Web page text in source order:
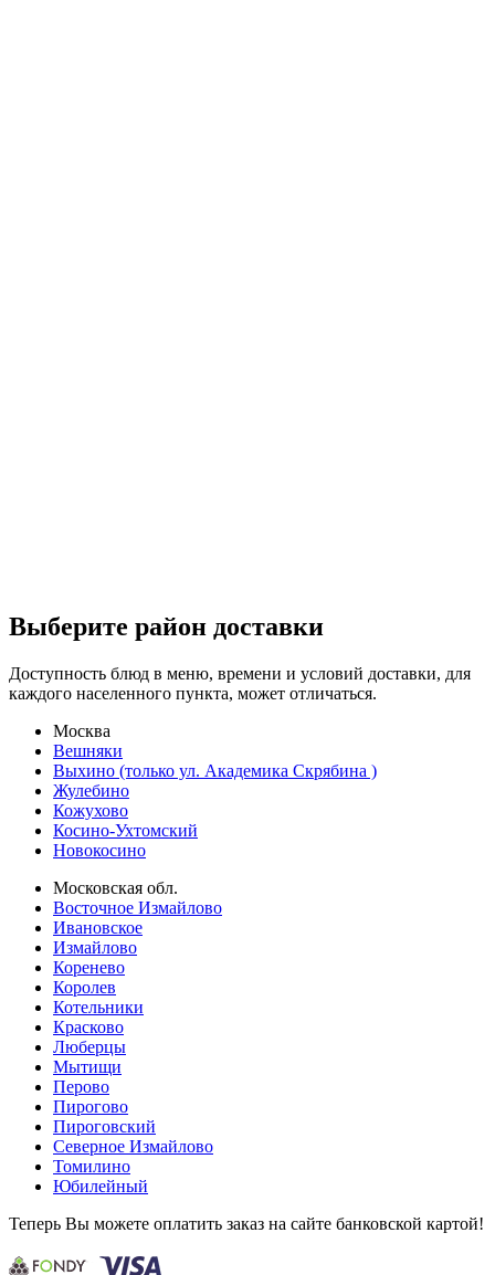
Выберите район доставки
Доступность блюд в меню, времени и условий доставки, для
каждого населенного пункта, может отличаться.
Москва
Вешняки
Выхино (только ул. Академика Скрябина )
Жулебино
Кожухово
Косино-Ухтомский
Новокосино
Московская обл.
Восточное Измайлово
Ивановское
Измайлово
Коренево
Королев
Котельники
Красково
Люберцы
Мытищи
Перово
Пирогово
Пироговский
Северное Измайлово
Томилино
Юбилейный
Теперь Вы можете оплатить заказ на сайте банковской картой!